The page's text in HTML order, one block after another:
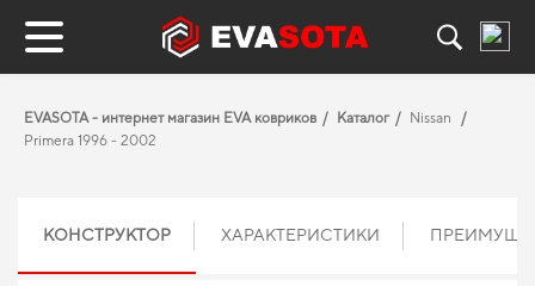
EVASOTA - интернет магазин EVA ковриков Каталог
Nissan
Primera 1996 - 2002
КОНСТРУКТОР ХАРАКТЕРИСТИКИ